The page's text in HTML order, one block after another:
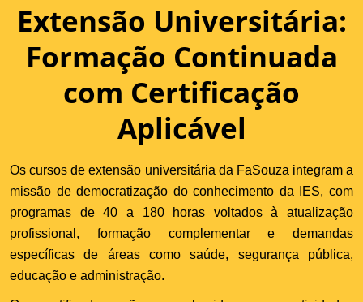
Extensão Universitária:
Formação Continuada
com Certificação
Aplicável
Os cursos de extensão universitária da FaSouza integram a
missão de democratização do conhecimento da IES, com
programas de 40 a 180 horas voltados à atualização
profissional, formação complementar e demandas
específicas de áreas como saúde, segurança pública,
educação e administração.